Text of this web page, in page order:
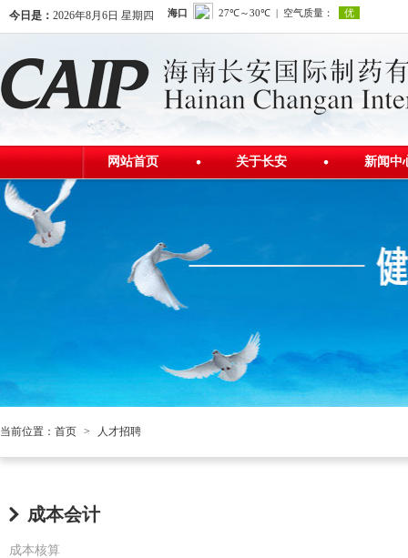
今日是： 2026年8月6日 星期四
网站首页 关于长安
公司荣誉
新闻中
当前位置： 首页 > 人才招聘
成本会计
成本核算